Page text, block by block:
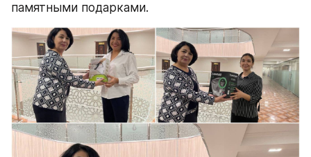
памятными подарками.